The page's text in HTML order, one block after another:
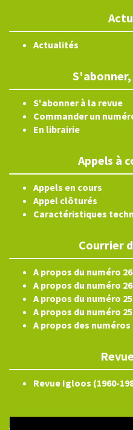
Actualités
S'abonner à la revue
Commander un
En librairie
Appels à
Appels en cours
Appel clôturés
Caractéristiques
Courrier
A propos du numéro
A propos du numéro
A propos du numéro
A propos du numéro
A propos des numéros
Revue Igloos (1960-